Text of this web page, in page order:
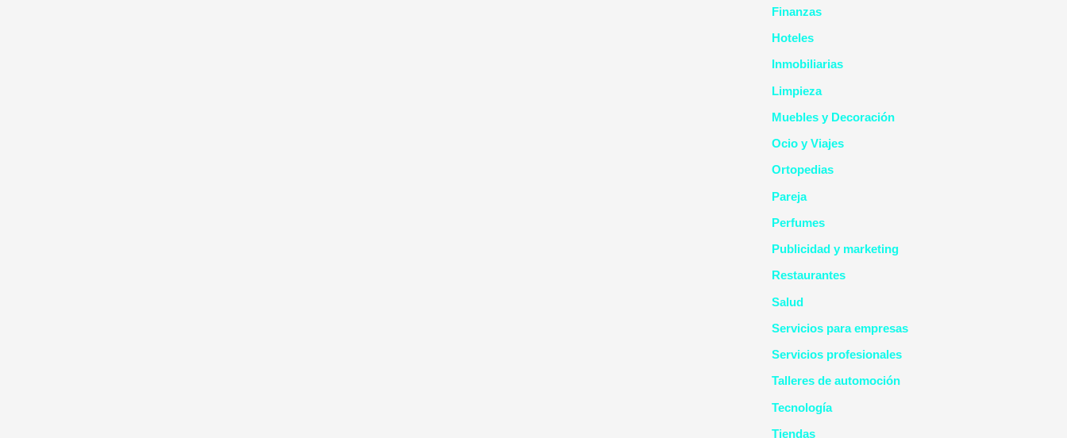
Finanzas
Hoteles
Inmobiliarias
Limpieza
Muebles y Decoración
Ocio y Viajes
Ortopedias
Pareja
Perfumes
Publicidad y marketing
Restaurantes
Salud
Servicios para empresas
Servicios profesionales
Talleres de automoción
Tecnología
Tiendas